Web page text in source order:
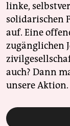
linke,
solidarischen
auf. Eine
zugänglichen
auch? Dann
unsere Aktion.